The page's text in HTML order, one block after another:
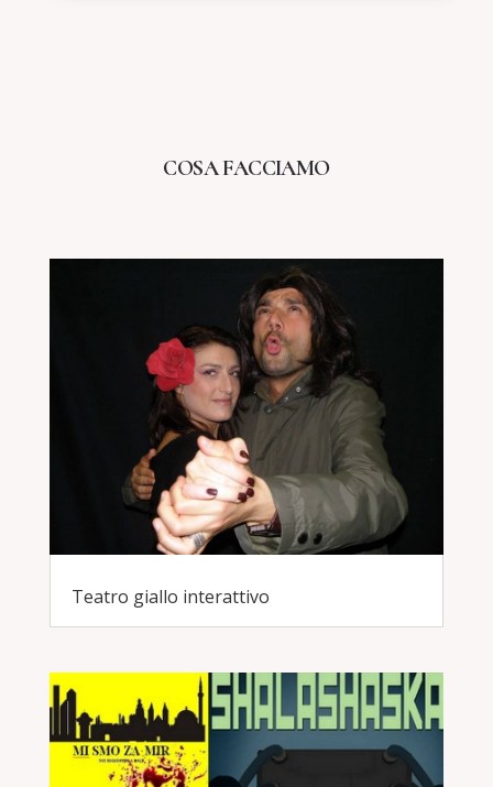
COSA FACCIAMO
Teatro giallo interattivo